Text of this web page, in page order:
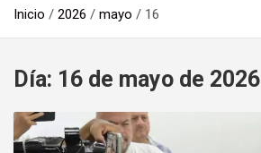
Inicio 2026 mayo 16
Día: 16 de mayo de 2026